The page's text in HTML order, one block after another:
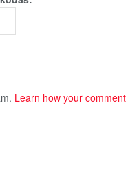
Learn how your comment